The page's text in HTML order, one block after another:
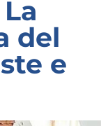
del
e